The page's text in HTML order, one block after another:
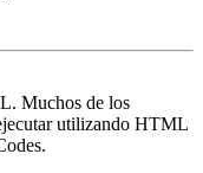
Muchos de los
utilizando HTML